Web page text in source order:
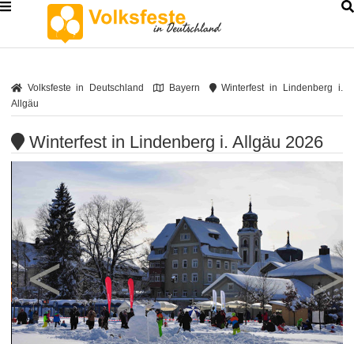
Volksfeste in Deutschland Bayern
Winterfest in Lindenberg i.
Allgäu
Winterfest in Lindenberg i. Allgäu 2026
< >